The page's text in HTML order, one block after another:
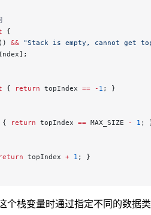
{
() && "Stack is empty, cannot get
{ return topIndex == - 1 ; }
{ return topIndex == MAX_SIZE - 1 ;
return topIndex + 1 ; }
个栈变量时通过指定不同的数据